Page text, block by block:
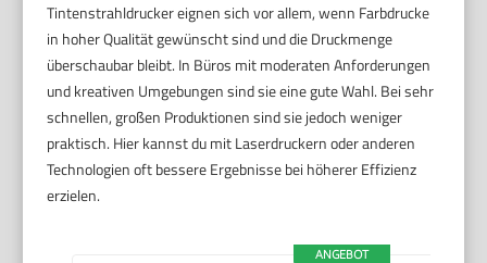
Tintenstrahldrucker eignen sich vor allem, wenn Farbdrucke
in hoher Qualität gewünscht sind und die Druckmenge
überschaubar bleibt. In Büros mit moderaten Anforderungen
und kreativen Umgebungen sind sie eine gute Wahl. Bei sehr
schnellen, großen Produktionen sind sie jedoch weniger
praktisch. Hier kannst du mit Laserdruckern oder anderen
Technologien oft bessere Ergebnisse bei höherer Effizienz
erzielen.
ANGEBOT